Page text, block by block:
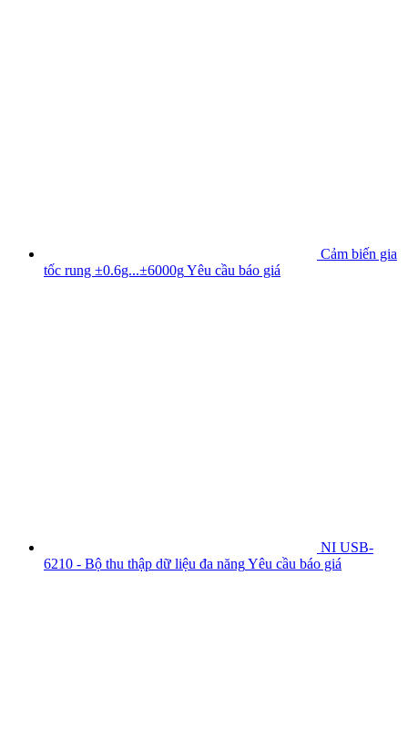
Cảm biến gia
tốc rung ±0.6g...±6000gYêu cầu báo giá
NI USB-
6210 - Bộ thu thập dữ liệu đa năngYêu cầu báo giá